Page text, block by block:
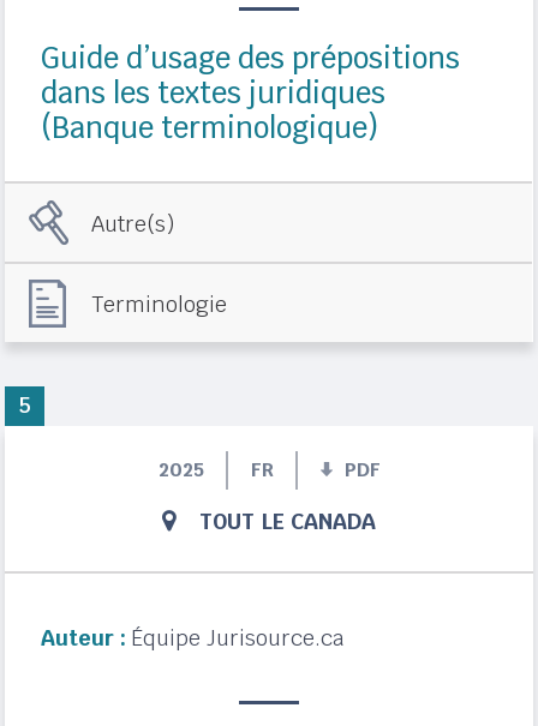
Guide d’usage des prépositions
dans les textes juridiques
(Banque terminologique)
Autre(s)
Terminologie
2025 FR PDF
TOUT LE CANADA
Auteur : Équipe Jurisource.ca
5